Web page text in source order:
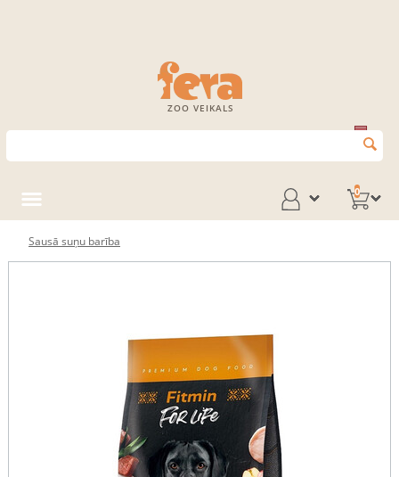
ZOO VEIKALS
0
Sausā suņu barība